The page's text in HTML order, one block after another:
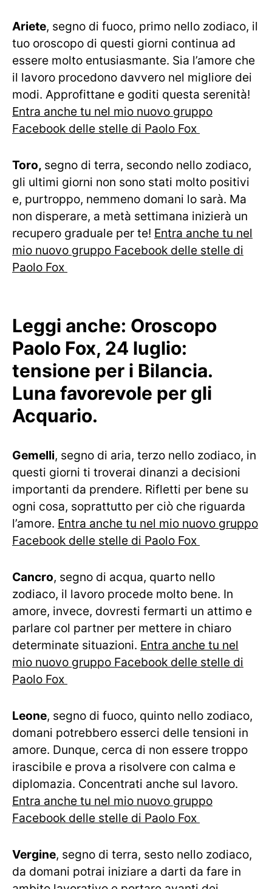
Ariete, segno di fuoco, primo nello zodiaco, il
tuo oroscopo di questi giorni continua ad
essere molto entusiasmante. Sia l’amore che
il lavoro procedono davvero nel migliore dei
modi. Approfittane e goditi questa serenità!
Entra anche tu nel mio nuovo gruppo
Facebook delle stelle di Paolo Fox
Toro, segno di terra, secondo nello zodiaco,
gli ultimi giorni non sono stati molto positivi
e, purtroppo, nemmeno domani lo sarà. Ma
non disperare, a metà settimana inizierà un
recupero graduale per te! Entra anche tu nel
mio nuovo gruppo Facebook delle stelle di
Paolo Fox
Leggi anche: Oroscopo
Paolo Fox, 24 luglio:
tensione per i Bilancia.
Luna favorevole per gli
Acquario.
Gemelli, segno di aria, terzo nello zodiaco, in
questi giorni ti troverai dinanzi a decisioni
importanti da prendere. Rifletti per bene su
ogni cosa, soprattutto per ciò che riguarda
l’amore. Entra anche tu nel mio nuovo gruppo
Facebook delle stelle di Paolo Fox
Cancro, segno di acqua, quarto nello
zodiaco, il lavoro procede molto bene. In
amore, invece, dovresti fermarti un attimo e
parlare col partner per mettere in chiaro
determinate situazioni. Entra anche tu nel
mio nuovo gruppo Facebook delle stelle di
Paolo Fox
Leone, segno di fuoco, quinto nello zodiaco,
domani potrebbero esserci delle tensioni in
amore. Dunque, cerca di non essere troppo
irascibile e prova a risolvere con calma e
diplomazia. Concentrati anche sul lavoro.
Entra anche tu nel mio nuovo gruppo
Facebook delle stelle di Paolo Fox
Vergine, segno di terra, sesto nello zodiaco,
da domani potrai iniziare a darti da fare in